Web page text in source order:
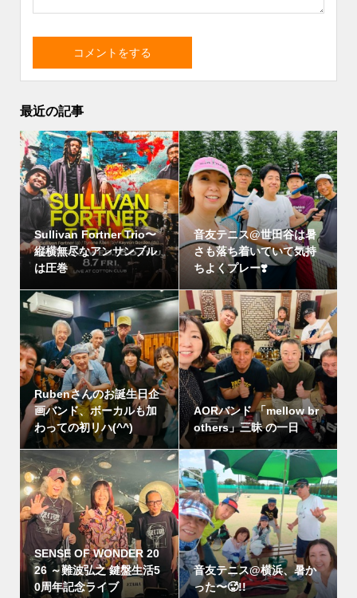
最近の記事
Sullivan Fortner Trio〜
縦横無尽なアンサンブル
は圧巻
音友テニス@世田谷は暑
さも落ち着いていて気持
ちよくプレー❣️
Rubenさんのお誕生日企
画バンド、ボーカルも加
わっての初リハ(^^)
AORバンド 「mellow br
others」三昧 の一日
SENSE OF WONDER 20
26 ～難波弘之 鍵盤生活5
0周年記念ライブ
音友テニス@横浜、暑か
った〜🥵!!